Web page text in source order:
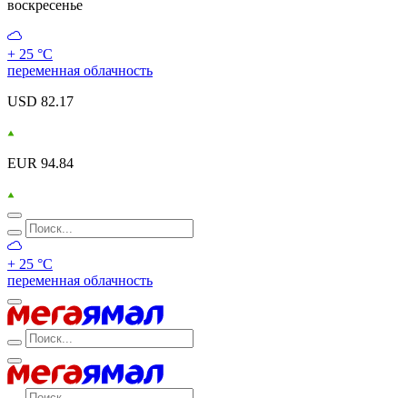
воскресенье
+ 25 °С
переменная облачность
USD 82.17
EUR 94.84
+ 25 °С
переменная облачность